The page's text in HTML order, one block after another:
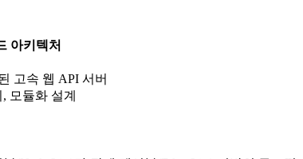
아키텍처
고속 웹 API 서버
모듈화 설계